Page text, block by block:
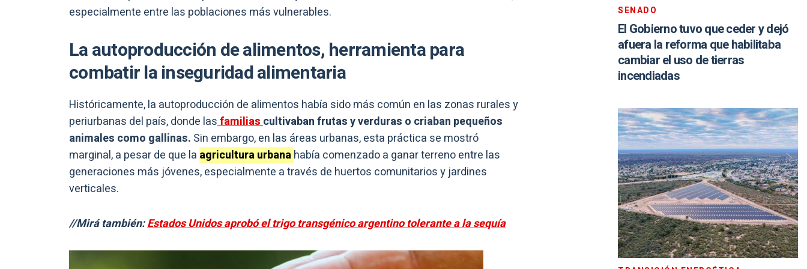
especialmente entre las poblaciones más vulnerables.
La autoproducción de alimentos, herramienta para
combatir la inseguridad alimentaria
Históricamente, la autoproducción de alimentos había sido más común en las zonas rurales y
periurbanas del país, donde lasfamiliascultivaban frutas y verduras o criaban pequeños
animales como gallinas. Sin embargo, en las áreas urbanas, esta práctica se mostró
marginal, a pesar de que la agricultura urbanahabía comenzado a ganar terreno entre las
generaciones más jóvenes, especialmente a través de huertos comunitarios y jardines
verticales.
//Mirá también:Estados Unidos aprobó el trigo transgénico argentino tolerante a la sequía
SENADO
El Gobierno tuvo que ceder y dejó
afuera la reforma que habilitaba
cambiar el uso de tierras
incendiadas